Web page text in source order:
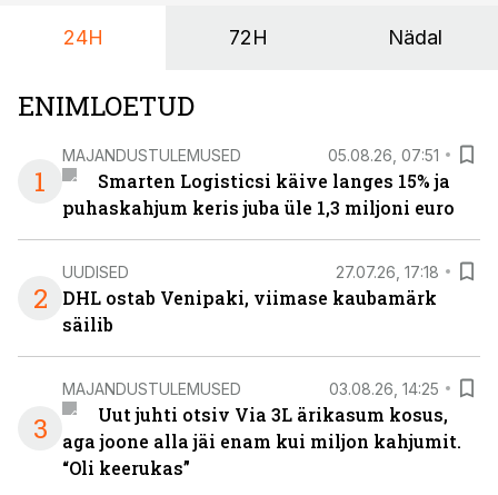
24H 72H Nädal
ENIMLOETUD
1
MAJANDUSTULEMUSED 05.08.26, 07:51
Smarten Logisticsi käive langes 15% ja
puhaskahjum keris juba üle 1,3 miljoni euro
2
UUDISED 27.07.26, 17:18
DHL ostab Venipaki, viimase kaubamärk
säilib
3
MAJANDUSTULEMUSED 03.08.26, 14:25
Uut juhti otsiv Via 3L ärikasum kosus,
aga joone alla jäi enam kui miljon kahjumit.
“Oli keerukas”